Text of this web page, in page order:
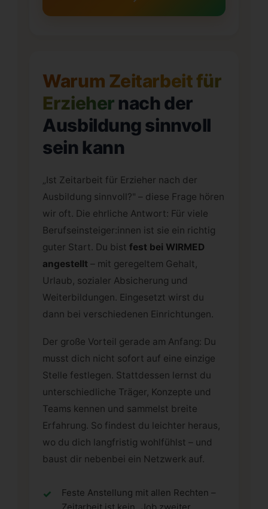
Warum Zeitarbeit für
Erzieher nach der
Ausbildung sinnvoll
sein kann
„Ist Zeitarbeit für Erzieher nach der
Ausbildung sinnvoll?" – diese Frage hören
wir oft. Die ehrliche Antwort: Für viele
Berufseinsteiger:innen ist sie ein richtig
guter Start. Du bistfest bei WIRMED
angestellt – mit geregeltem Gehalt,
Urlaub, sozialer Absicherung und
Weiterbildungen. Eingesetzt wirst du
dann bei verschiedenen Einrichtungen.
Der große Vorteil gerade am Anfang: Du
musst dich nicht sofort auf eine einzige
Stelle festlegen. Stattdessen lernst du
unterschiedliche Träger, Konzepte und
Teams kennen und sammelst breite
Erfahrung. So findest du leichter heraus,
wo du dich langfristig wohlfühlst – und
baust dir nebenbei ein Netzwerk auf.
Feste Anstellung mit allen Rechten –
Zeitarbeit ist kein „Job zweiter